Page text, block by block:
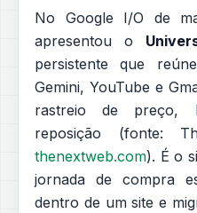
No Google I/O de
apresentou o
persistente que
Gemini, YouTube e
rastreio de preço,
reposição (fonte:
thenextweb.com). É o
jornada de compra
dentro de um site e